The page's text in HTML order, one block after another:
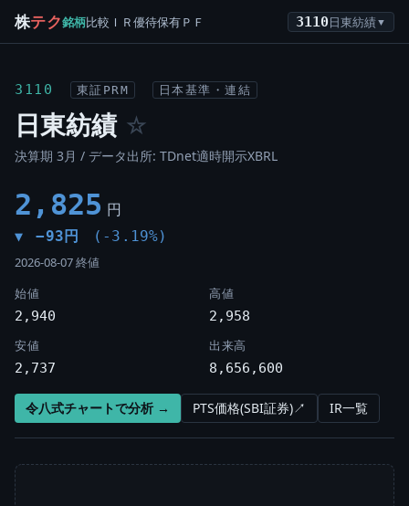
株テク銘柄比較 ＩＲ優待保有ＰＦ 3110日東紡績▼
3110 東証PRM 日本基準・連結
日東紡績 ☆
決算期 3月 / データ出所: TDnet適時開示XBRL
2,825 円
▼ −93円 (-3.19%)
2026-08-07 終値
始値
2,940
高値
2,958
安値
2,737
出来高
8,656,600
令八式チャートで分析 → PTS価格(SBI証券)↗ IR一覧